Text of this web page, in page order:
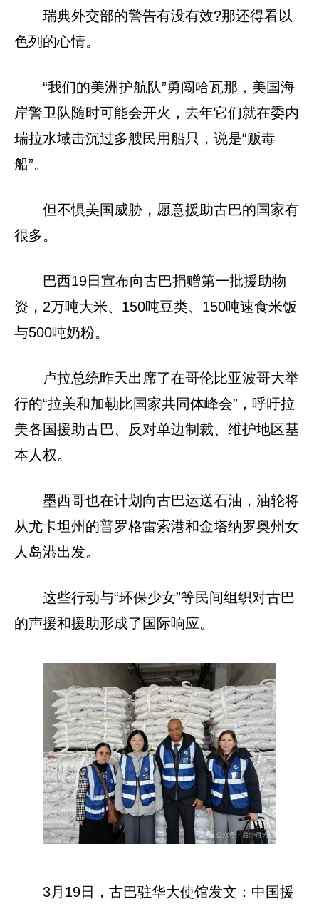
瑞典外交部的警告有没有效?那还得看以
色列的心情。
“我们的美洲护航队”勇闯哈瓦那，美国海
岸警卫队随时可能会开火，去年它们就在委内
瑞拉水域击沉过多艘民用船只，说是“贩毒
船”。
但不惧美国威胁，愿意援助古巴的国家有
很多。
巴西19日宣布向古巴捐赠第一批援助物
资，2万吨大米、150吨豆类、150吨速食米饭
与500吨奶粉。
卢拉总统昨天出席了在哥伦比亚波哥大举
行的“拉美和加勒比国家共同体峰会”，呼吁拉
美各国援助古巴、反对单边制裁、维护地区基
本人权。
墨西哥也在计划向古巴运送石油，油轮将
从尤卡坦州的普罗格雷索港和金塔纳罗奥州女
人岛港出发。
这些行动与“环保少女”等民间组织对古巴
的声援和援助形成了国际响应。
3月19日，古巴驻华大使馆发文：中国援